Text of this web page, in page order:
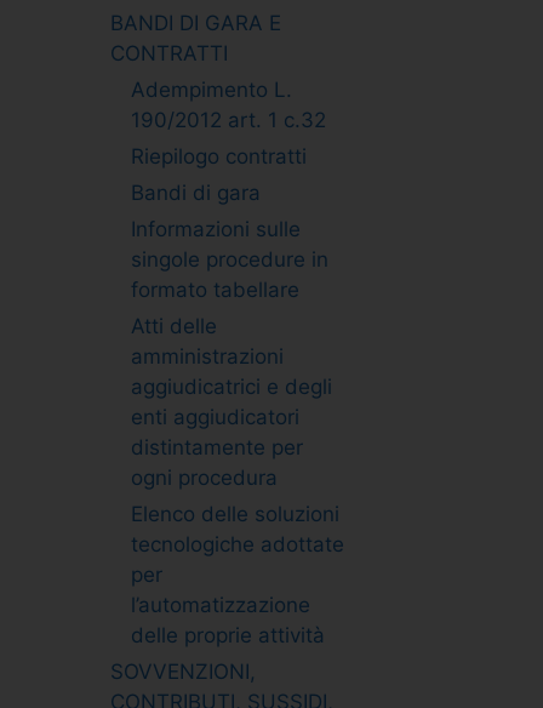
BANDI DI GARA E
CONTRATTI
Adempimento L.
190/2012 art. 1 c.32
Riepilogo contratti
Bandi di gara
Informazioni sulle
singole procedure in
formato tabellare
Atti delle
amministrazioni
aggiudicatrici e degli
enti aggiudicatori
distintamente per
ogni procedura
Elenco delle soluzioni
tecnologiche adottate
per
l’automatizzazione
delle proprie attività
SOVVENZIONI,
CONTRIBUTI, SUSSIDI,